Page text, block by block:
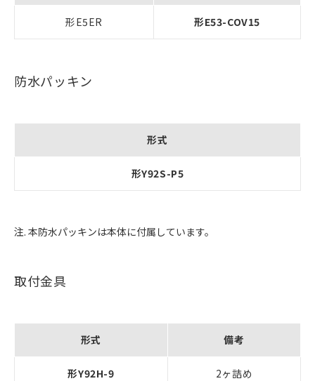
形E5ER 形E53-COV15
防水パッキン
形式
形Y92S-P5
注. 本防水パッキンは本体に付属しています。
取付金具
形式 備考
形Y92H-9 2ヶ詰め